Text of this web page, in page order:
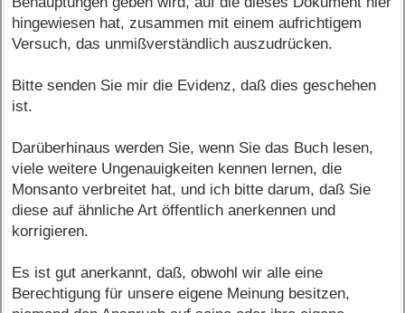
hingewiesen hat, zusammen mit einem aufrichtigem
Versuch, das unmißverständlich auszudrücken.
Bitte senden Sie mir die Evidenz, daß dies geschehen
ist.
Darüberhinaus werden Sie, wenn Sie das Buch lesen,
viele weitere Ungenauigkeiten kennen lernen, die
Monsanto verbreitet hat, und ich bitte darum, daß Sie
diese auf ähnliche Art öffentlich anerkennen und
korrigieren.
Es ist gut anerkannt, daß, obwohl wir alle eine
Berechtigung für unsere eigene Meinung besitzen,